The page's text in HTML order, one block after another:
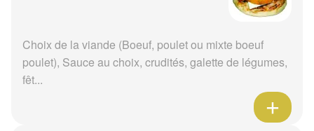
Choix de la viande (Boeuf, poulet ou mixte boeuf
poulet), Sauce au choix, crudités, galette de légumes,
fêt...